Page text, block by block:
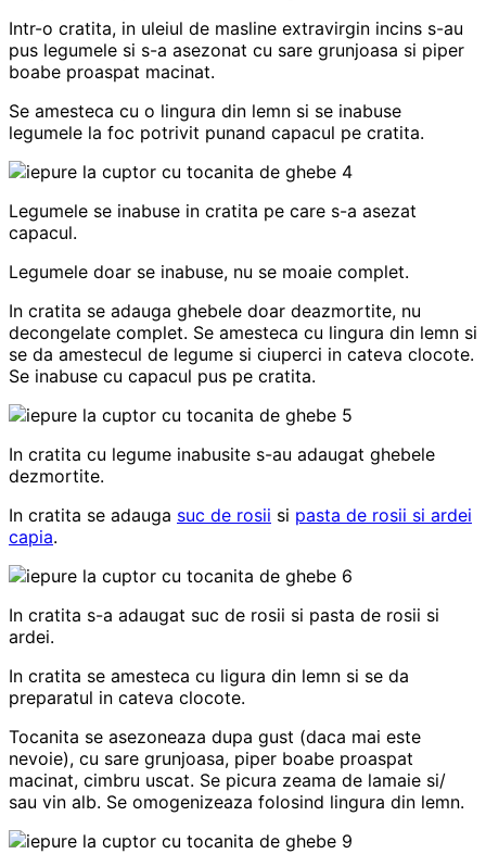
Intr-o cratita, in uleiul de masline extravirgin incins s-au
pus legumele si s-a asezonat cu sare grunjoasa si piper
boabe proaspat macinat.
Se amesteca cu o lingura din lemn si se inabuse
legumele la foc potrivit punand capacul pe cratita.
Legumele se inabuse in cratita pe care s-a asezat
capacul.
Legumele doar se inabuse, nu se moaie complet.
In cratita se adauga ghebele doar deazmortite, nu
decongelate complet. Se amesteca cu lingura din lemn si
se da amestecul de legume si ciuperci in cateva clocote.
Se inabuse cu capacul pus pe cratita.
In cratita cu legume inabusite s-au adaugat ghebele
dezmortite.
In cratita se adauga suc de rosii si pasta de rosii si ardei
capia.
In cratita s-a adaugat suc de rosii si pasta de rosii si
ardei.
In cratita se amesteca cu ligura din lemn si se da
preparatul in cateva clocote.
Tocanita se asezoneaza dupa gust (daca mai este
nevoie), cu sare grunjoasa, piper boabe proaspat
macinat, cimbru uscat. Se picura zeama de lamaie si/
sau vin alb. Se omogenizeaza folosind lingura din lemn.